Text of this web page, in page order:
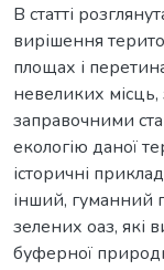
В статті
вирішення
площах і
невеликих
заправочними
екологію даної
історичні
інший, гуманний
зелених оаз, які
буферної